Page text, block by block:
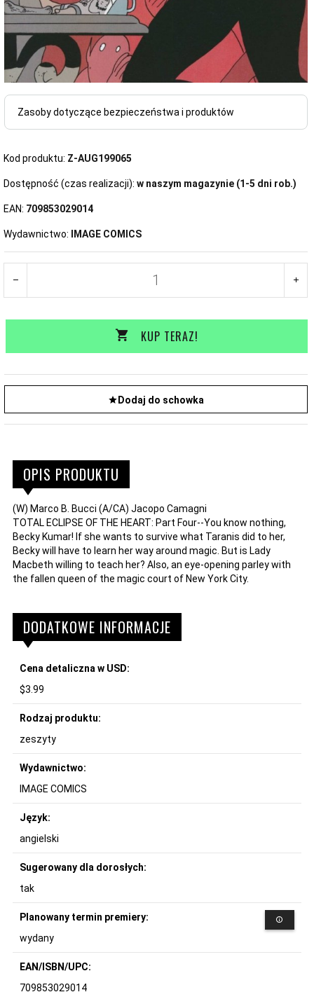
Zasoby dotyczące bezpieczeństwa i produktów
Kod produktu: Z-AUG199065
Dostępność (czas realizacji): w naszym magazynie (1-5 dni rob.)
EAN: 709853029014
Wydawnictwo: IMAGE COMICS
KUP TERAZ!
Dodaj do schowka
OPIS PRODUKTU
(W) Marco B. Bucci (A/CA) Jacopo Camagni
TOTAL ECLIPSE OF THE HEART: Part Four--You know nothing,
Becky Kumar! If she wants to survive what Taranis did to her,
Becky will have to learn her way around magic. But is Lady
Macbeth willing to teach her? Also, an eye-opening parley with
the fallen queen of the magic court of New York City.
DODATKOWE INFORMACJE
Cena detaliczna w USD:
$3.99
Rodzaj produktu:
zeszyty
Wydawnictwo:
IMAGE COMICS
Język:
angielski
Sugerowany dla dorosłych:
tak
Planowany termin premiery:
wydany
EAN/ISBN/UPC:
709853029014